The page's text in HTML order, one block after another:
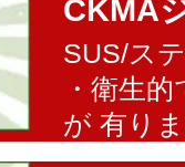
CKMA
SUS/ス
・衛生
が 有り